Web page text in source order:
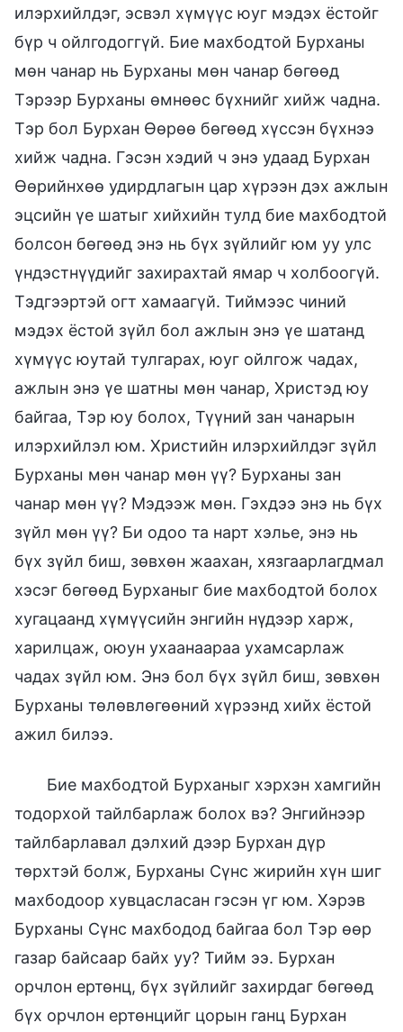
илэрхийлдэг, эсвэл хүмүүс юуг мэдэх ёстойг
бүр ч ойлгодоггүй. Бие махбодтой Бурханы
мөн чанар нь Бурханы мөн чанар бөгөөд
Тэрээр Бурханы өмнөөс бүхнийг хийж чадна.
Тэр бол Бурхан Өөрөө бөгөөд хүссэн бүхнээ
хийж чадна. Гэсэн хэдий ч энэ удаад Бурхан
Өөрийнхөө удирдлагын цар хүрээн дэх ажлын
эцсийн үе шатыг хийхийн тулд бие махбодтой
болсон бөгөөд энэ нь бүх зүйлийг юм уу улс
үндэстнүүдийг захирахтай ямар ч холбоогүй.
Тэдгээртэй огт хамаагүй. Тиймээс чиний
мэдэх ёстой зүйл бол ажлын энэ үе шатанд
хүмүүс юутай тулгарах, юуг ойлгож чадах,
ажлын энэ үе шатны мөн чанар, Христэд юу
байгаа, Тэр юу болох, Түүний зан чанарын
илэрхийлэл юм. Христийн илэрхийлдэг зүйл
Бурханы мөн чанар мөн үү? Бурханы зан
чанар мөн үү? Мэдээж мөн. Гэхдээ энэ нь бүх
зүйл мөн үү? Би одоо та нарт хэлье, энэ нь
бүх зүйл биш, зөвхөн жаахан, хязгаарлагдмал
хэсэг бөгөөд Бурханыг бие махбодтой болох
хугацаанд хүмүүсийн энгийн нүдээр харж,
харилцаж, оюун ухаанаараа ухамсарлаж
чадах зүйл юм. Энэ бол бүх зүйл биш, зөвхөн
Бурханы төлөвлөгөөний хүрээнд хийх ёстой
ажил билээ.
Бие махбодтой Бурханыг хэрхэн хамгийн
тодорхой тайлбарлаж болох вэ? Энгийнээр
тайлбарлавал дэлхий дээр Бурхан дүр
төрхтэй болж, Бурханы Сүнс жирийн хүн шиг
махбодоор хувцасласан гэсэн үг юм. Хэрэв
Бурханы Сүнс махбодод байгаа бол Тэр өөр
газар байсаар байх уу? Тийм ээ. Бурхан
орчлон ертөнц, бүх зүйлийг захирдаг бөгөөд
бүх орчлон ертөнцийг цорын ганц Бурхан